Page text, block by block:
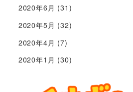
2020年6月 (31)
2020年5月 (32)
2020年4月 (7)
2020年1月 (30)